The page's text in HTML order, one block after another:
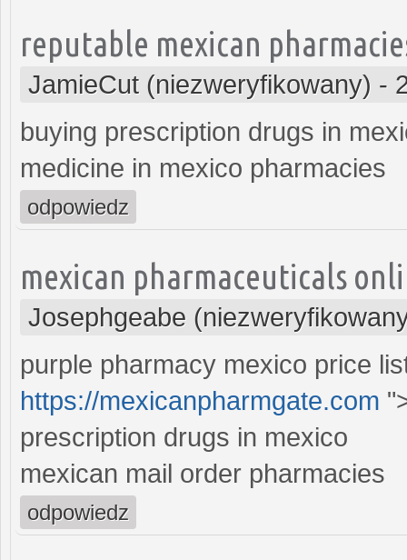
reputable mexican
JamieCut (niezweryfikowany) -
buying prescription drugs in
medicine in mexico pharmacies
odpowiedz
mexican pharmaceuticals
Josephgeabe
purple pharmacy mexico price
https://mexicanpharmgate.com
prescription drugs in mexico
mexican mail order pharmacies
odpowiedz